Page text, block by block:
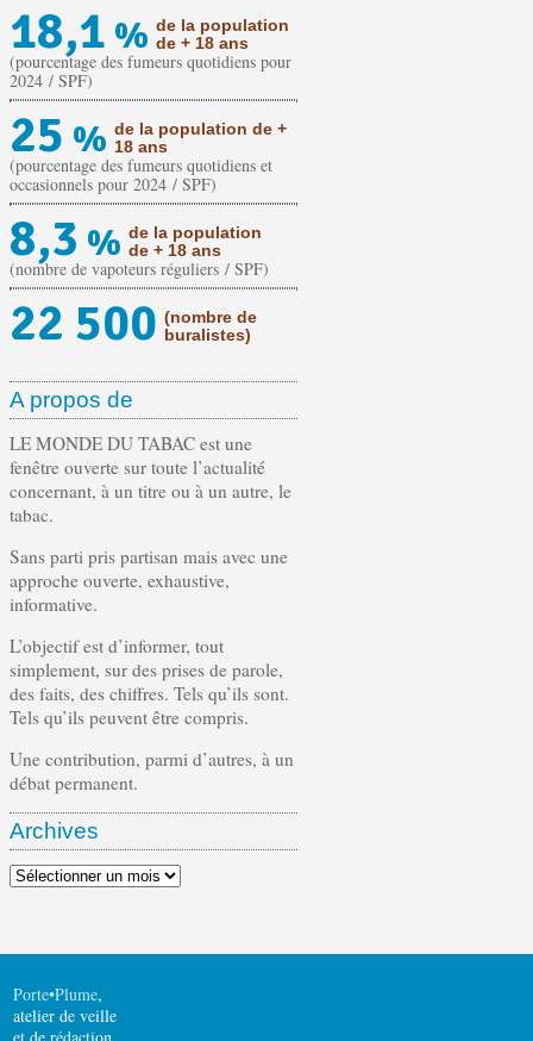
18,1 % de la population
de + 18 ans
(pourcentage des fumeurs quotidiens pour
2024 / SPF)
25 % de la population de +
18 ans
(pourcentage des fumeurs quotidiens et
occasionnels pour 2024 / SPF)
8,3 % de la population
de + 18 ans
(nombre de vapoteurs réguliers / SPF)
22 500 (nombre de
buralistes)
A propos de
LE MONDE DU TABAC est une
fenêtre ouverte sur toute l’actualité
concernant, à un titre ou à un autre, le
tabac.
Sans parti pris partisan mais avec une
approche ouverte, exhaustive,
informative.
L’objectif est d’informer, tout
simplement, sur des prises de parole,
des faits, des chiffres. Tels qu’ils sont.
Tels qu’ils peuvent être compris.
Une contribution, parmi d’autres, à un
débat permanent.
Archives
Archives
Porte•Plume,
atelier de veille